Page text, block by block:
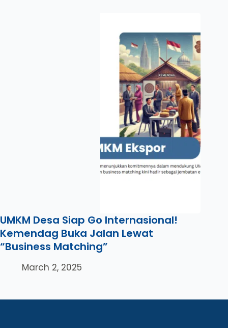
UMKM Desa Siap Go Internasional!
Kemendag Buka Jalan Lewat
“Business Matching”
March 2, 2025